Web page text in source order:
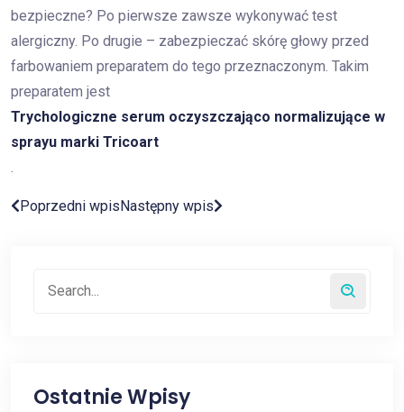
bezpieczne? Po pierwsze zawsze wykonywać test
alergiczny. Po drugie – zabezpieczać skórę głowy przed
farbowaniem preparatem do tego przeznaczonym. Takim
preparatem jest
Trychologiczne serum oczyszczająco normalizujące w
sprayu marki Tricoart
Poprzedni wpisNastępny wpis
Ostatnie Wpisy